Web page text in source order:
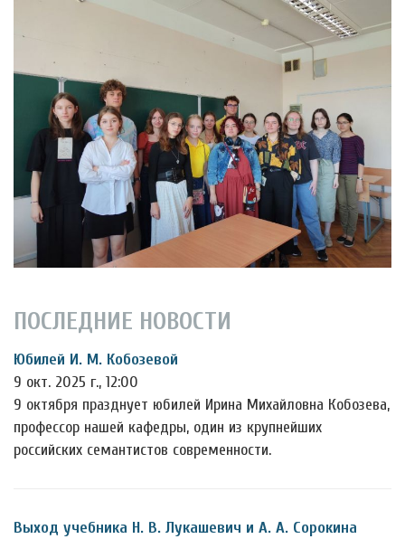
ПОСЛЕДНИЕ НОВОСТИ
Юбилей И. М. Кобозевой
9 окт. 2025 г., 12:00
9 октября празднует юбилей Ирина Михайловна Кобозева,
профессор нашей кафедры, один из крупнейших
российских семантистов современности.
Выход учебника Н. В. Лукашевич и А. А. Сорокина